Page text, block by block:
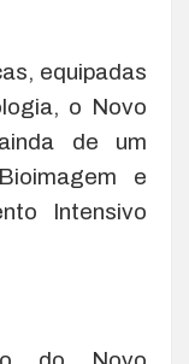
equipadas
o Novo
de um
e
Intensivo